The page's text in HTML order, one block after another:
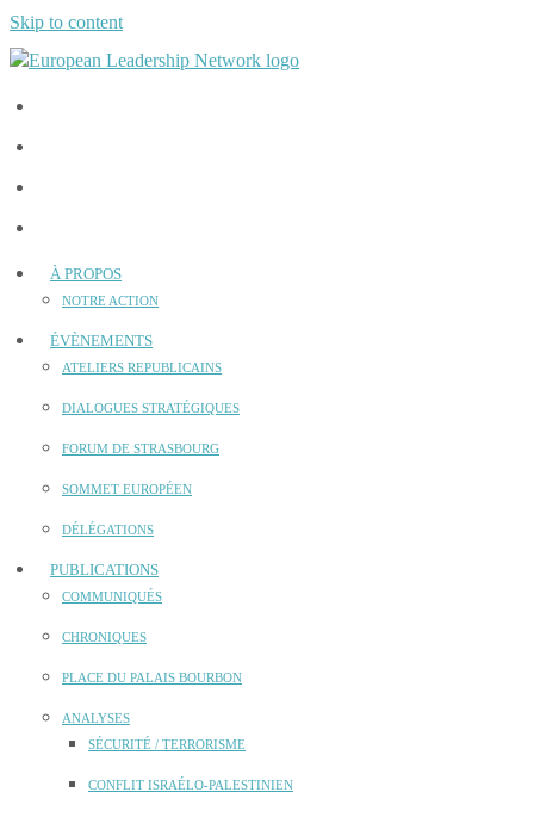
Skip to content
À PROPOS
NOTRE ACTION
ÉVÈNEMENTS
ATELIERS REPUBLICAINS
DIALOGUES STRATÉGIQUES
FORUM DE STRASBOURG
SOMMET EUROPÉEN
DÉLÉGATIONS
PUBLICATIONS
COMMUNIQUÉS
CHRONIQUES
PLACE DU PALAIS BOURBON
ANALYSES
SÉCURITÉ / TERRORISME
CONFLIT ISRAÉLO-PALESTINIEN